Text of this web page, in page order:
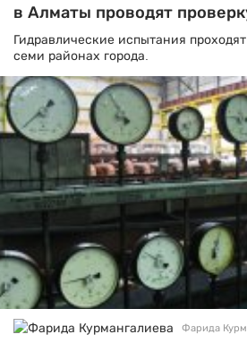
в Алматы проводят
Гидравлические испытания
семи районах города.
Фарида